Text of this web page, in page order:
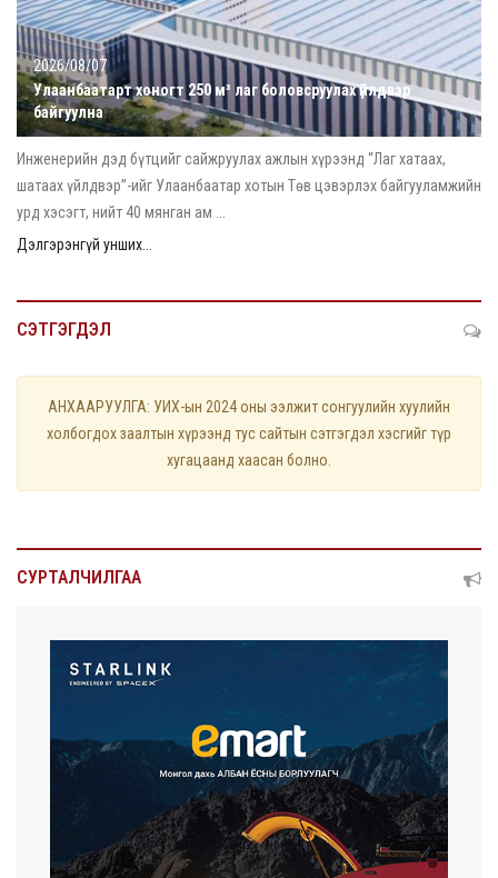
2026/08/07
Улаанбаатарт хоногт 250 м³ лаг боловсруулах үйлдвэр
байгуулна
Инженерийн дэд бүтцийг сайжруулах ажлын хүрээнд “Лаг хатаах,
шатаах үйлдвэр”-ийг Улаанбаатар хотын Төв цэвэрлэх байгууламжийн
урд хэсэгт, нийт 40 мянган ам ...
Дэлгэрэнгүй унших...
СЭТГЭГДЭЛ
АНХААРУУЛГА: УИХ-ын 2024 оны ээлжит сонгуулийн хуулийн
холбогдох заалтын хүрээнд тус сайтын сэтгэгдэл хэсгийг түр
хугацаанд хаасан болно.
СУРТАЛЧИЛГАА